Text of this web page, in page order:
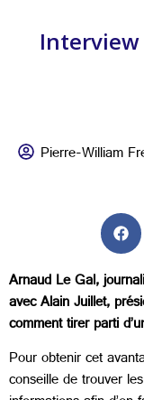
Interview
Pierre-William
Arnaud Le Gal,
avec Alain Juillet,
comment tirer parti
Pour obtenir cet
conseille de trouver